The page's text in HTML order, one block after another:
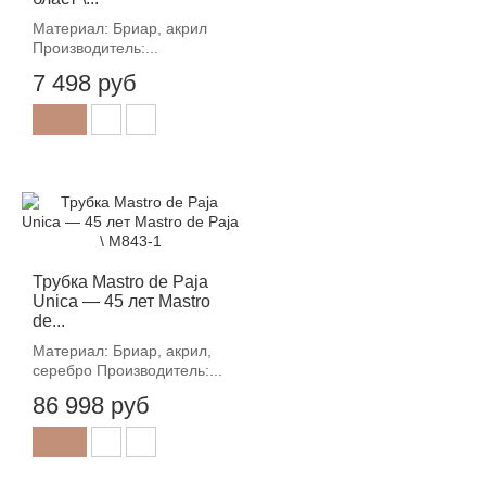
Материал: Бриар, акрил
Производитель:...
7 498 руб
Трубка Mastro de Paja
Unica — 45 лет Mastro
de...
Материал: Бриар, акрил,
серебро Производитель:...
86 998 руб